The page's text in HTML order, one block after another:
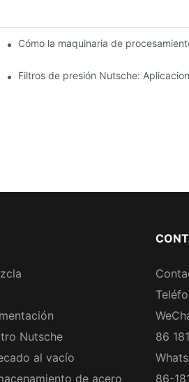
una comparación
Cómo la maquinaria de
Filtros de presión Nutsche:
Nutsche
al vacío
de acero
86
86-